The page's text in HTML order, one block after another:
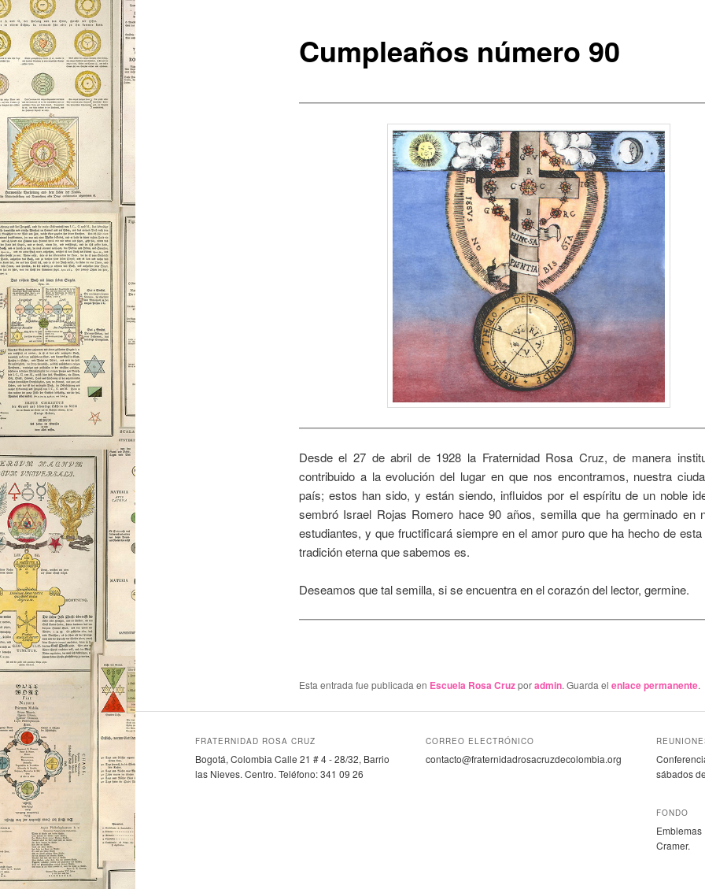
Cumpleaños número 90
Desde el 27 de abril de 1928 la Fraternidad Rosa Cruz, de manera
contribuido a la evolución del lugar en que nos encontramos, nuestra
país; estos han sido, y están siendo, influidos por el espíritu de un noble
sembró Israel Rojas Romero hace 90 años, semilla que ha germinado en
estudiantes, y que fructificará siempre en el amor puro que ha hecho de
tradición eterna que sabemos es.
Deseamos que tal semilla, si se encuentra en el corazón del lector, germine.
Esta entrada fue publicada en Escuela Rosa Cruzporadmin. Guarda el enlace permanente.
FRATERNIDAD ROSA CRUZ
Bogotá, Colombia Calle 21 # 4 - 28/32, Barrio
las Nieves. Centro. Teléfono: 341 09 26
CORREO ELECTRÓNICO
contacto@fraternidadrosacruzdecolombia.org
sábados
FONDO
Cramer.